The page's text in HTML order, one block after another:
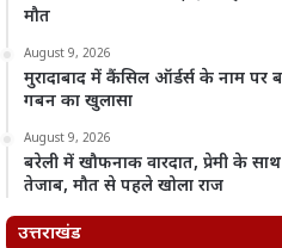
मौत
August 9, 2026
मुरादाबाद में कैंसिल ऑर्डर्स के नाम
गबन का खुलासा
August 9, 2026
बरेली में खौफनाक वारदात, प्रेमी के
तेजाब, मौत से पहले खोला राज
उत्तराखंड